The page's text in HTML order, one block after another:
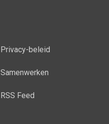
Privacy-beleid
Samenwerken
RSS Feed